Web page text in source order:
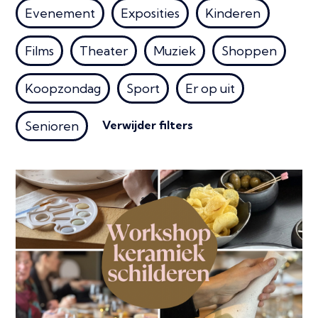
Evenement Exposities Kinderen
Films Theater Muziek Shoppen
Koopzondag Sport Er op uit
Senioren Verwijder filters